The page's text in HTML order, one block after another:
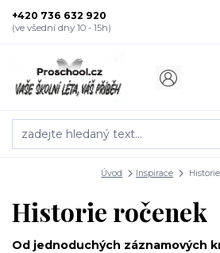
+420 736 632 920
(ve všední dny 10 - 15h)
Úvod Inspirace
Historie ročenek
Od jednoduchých záznamových